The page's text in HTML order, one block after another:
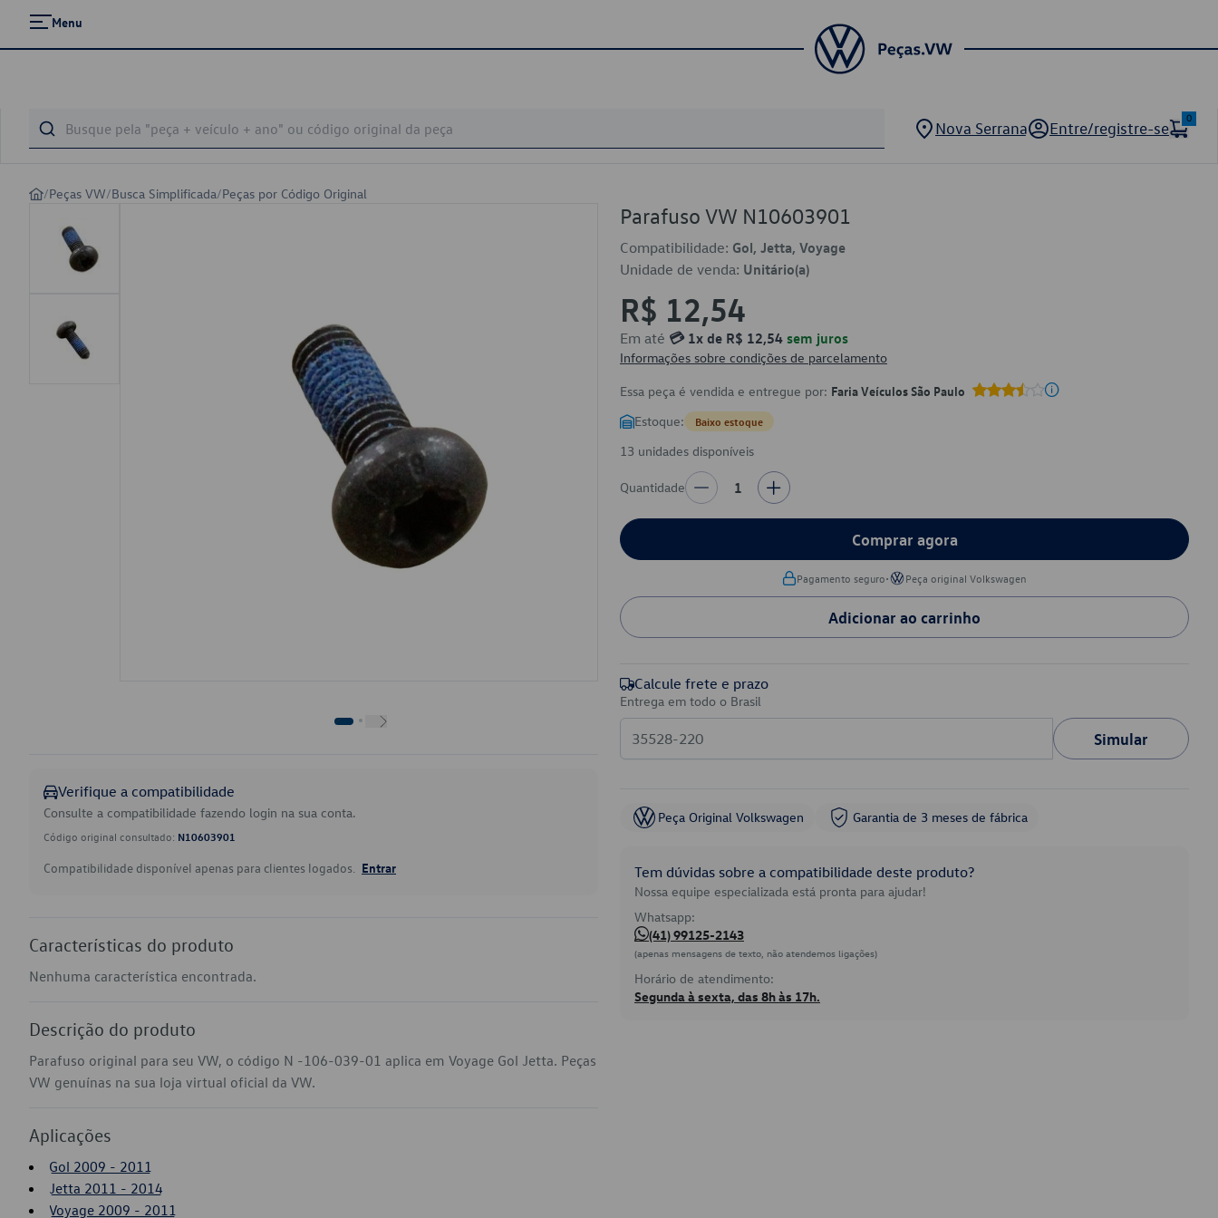
Menu
Nova Serrana Entre/registre-se
0
/Peças VW/Busca Simplificada/Peças por Código Original
Verifique a compatibilidade
Consulte a compatibilidade fazendo login na sua conta.
Código original consultado: N10603901
Compatibilidade disponível apenas para clientes logados. Entrar
Características do produto
Nenhuma característica encontrada.
Descrição do produto
Parafuso original para seu VW, o código N -106-039-01 aplica em Voyage Gol Jetta. Peças
VW genuínas na sua loja virtual oficial da VW.
Aplicações
Gol 2009 - 2011
Jetta 2011 - 2014
Voyage 2009 - 2011
Parafuso VW N10603901
Compatibilidade: Gol, Jetta, Voyage
Unidade de venda: Unitário(a)
R$ 12,54
Em até 💳 1x de R$ 12,54 sem juros
Informações sobre condições de parcelamento
Essa peça é vendida e entregue por: Faria Veículos São Paulo
Estoque: Baixo estoque
13 unidades disponíveis
Quantidade 1
Comprar agora
Pagamento seguro• Peça original Volkswagen
Adicionar ao carrinho
Calcule frete e prazo
Entrega em todo o Brasil
Simular
Peça Original Volkswagen Garantia de 3 meses de fábrica
Tem dúvidas sobre a compatibilidade deste produto?
Nossa equipe especializada está pronta para ajudar!
Whatsapp:
(41) 99125-2143
(apenas mensagens de texto, não atendemos ligações)
Horário de atendimento:
Segunda à sexta, das 8h às 17h.